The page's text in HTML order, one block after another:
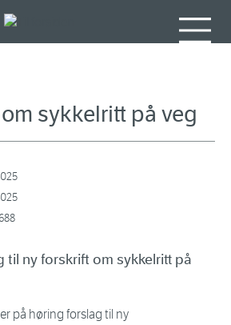
sykkelritt på veg
til ny forskrift om sykkelritt på
på høring forslag til ny